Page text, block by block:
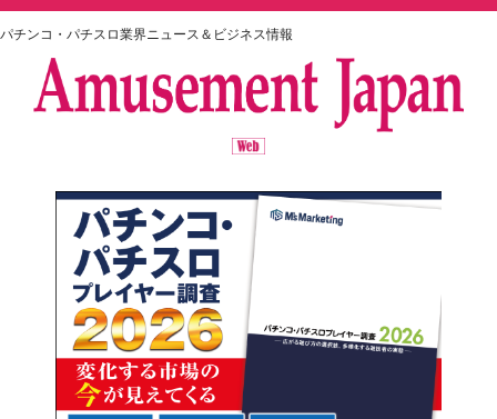
パチンコ・パチスロ業界ニュース＆ビジネス情報